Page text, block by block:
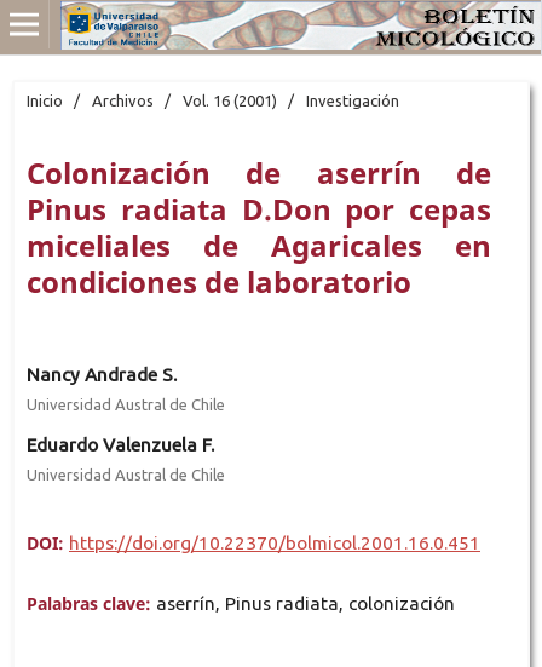
Inicio / Archivos / Vol. 16 (2001) / Investigación
Colonización de aserrín de
Pinus radiata D.Don por cepas
miceliales de Agaricales en
condiciones de laboratorio
Nancy Andrade S.
Universidad Austral de Chile
Eduardo Valenzuela F.
Universidad Austral de Chile
DOI: https://doi.org/10.22370/bolmicol.2001.16.0.451
Palabras clave: aserrín, Pinus radiata, colonización